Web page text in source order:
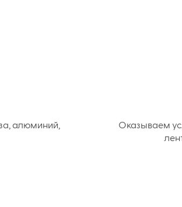
алюминий,
Оказываем